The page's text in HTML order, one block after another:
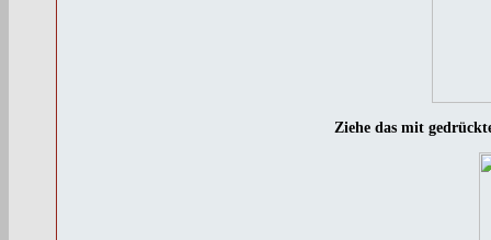
Ziehe das mit